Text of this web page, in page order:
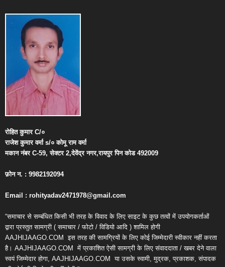
रोहित कुमारC/०
राजेश कुमार वर्माs/० कोमू राम वर्मा
मकान नंबरC-59,सेक्टर2,देवेंद्र नगर,रायपुर पिन कोड492009
फ़ोन न. : 9982192094
Email : rohityadav2471978@gmail.com
“समाचार से सम्बंधित किसी भी तरह के विवाद के लिए साइट के कुछ तत्वों में उपयोगकर्ताओं
द्वारा प्रस्तुत सामग्री ( समाचार / फोटो / विडियो आदि ) शामिल होगी
AAJHIJAAGO.COM इस तरह की सामग्रियों के लिए कोई जिम्मेदारी स्वीकार नहीं करता
है। AAJHIJAAGO.COM में प्रकाशित ऐसी सामग्री के लिए संवाददाता / खबर देने वाला
स्वयं जिम्मेदार होगा, AAJHIJAAGO.COM या उसके स्वामी, मुद्रक, प्रकाशक, संपादक